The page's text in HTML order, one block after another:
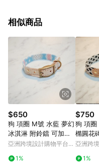
行為，不具贈點資格，部分退
運費，攤位費等不具贈點資格
顏色、價位、贈品如與 Pinkoi
Pinkoi 購物商品資訊頁及購物
則請以點數紅包活動說明為準
頁面後才首次下載 Pinkoi
上，首次下載 Pinkoi APP 後
面，方享導購資格。
相似商品
$650
狗 項圈 M號 水藍 夢幻
冰淇淋 附鈴鐺 可加購
吊牌
亞洲跨境設計購物平台
1%
$750
狗 項圈
橢圓花
購吊牌
亞洲跨
1%